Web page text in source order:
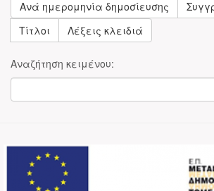
Ανά ημερομηνία δημοσίευσης
Τίτλοι
Λέξεις κλειδιά
Αναζήτηση κειμένου: